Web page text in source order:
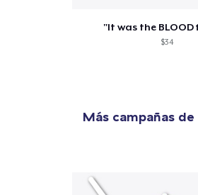
"It was the BLOOD
$34
Más campañas de